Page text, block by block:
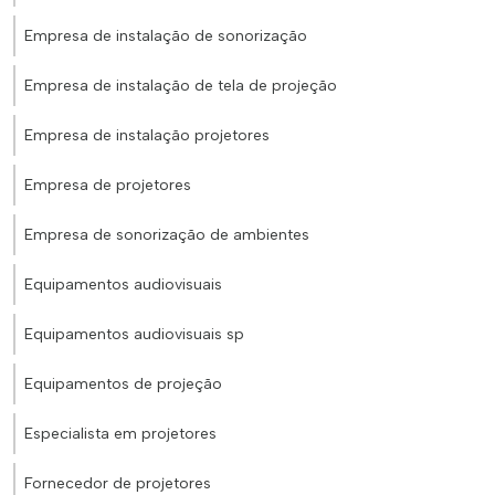
Empresa de instalação de sonorização
Empresa de instalação de tela de projeção
Empresa de instalação projetores
Empresa de projetores
Empresa de sonorização de ambientes
Equipamentos audiovisuais
Equipamentos audiovisuais sp
Equipamentos de projeção
Especialista em projetores
Fornecedor de projetores